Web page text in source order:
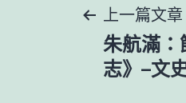
文
章
上一篇文章
朱航滿
志》–文